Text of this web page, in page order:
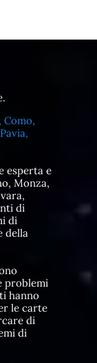
esperta e
Monza,
di
di
della
problemi
hanno
le carte
di
di